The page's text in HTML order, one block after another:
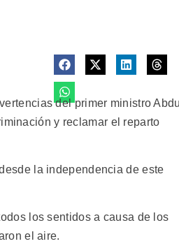
del primer ministro
y reclamar el reparto
la independencia de este
los sentidos a causa de los
el aire.